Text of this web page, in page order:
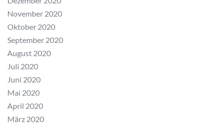
November 2020
Oktober 2020
September 2020
August 2020
Juli 2020
Juni 2020
Mai 2020
April 2020
März 2020